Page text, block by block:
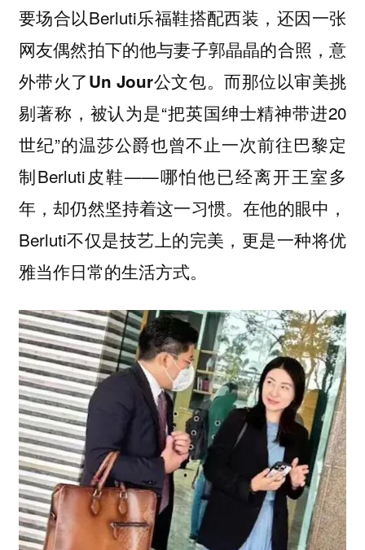
要场合以Berluti乐福鞋搭配西装， 还因一张
网友偶然拍下的他与妻子郭晶晶的合照，意
外带火了Un Jour公文包。而那位以审美挑
剔著称，被认为是“把英国绅士精神带进20
世纪”的温莎公爵也曾不止一次前往巴黎定
制Berluti皮鞋——哪怕他已经离开王室多
年，却仍然坚持着这一习惯。在他的眼中，
Berluti不仅是技艺上的完美，更是一种将优
雅当作日常的生活方式。